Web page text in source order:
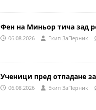
Фен на Миньор тича зад
06.08.2026 Eкип ЗаПерник
Ученици пред отпадане
06.08.2026 Eкип ЗаПерник